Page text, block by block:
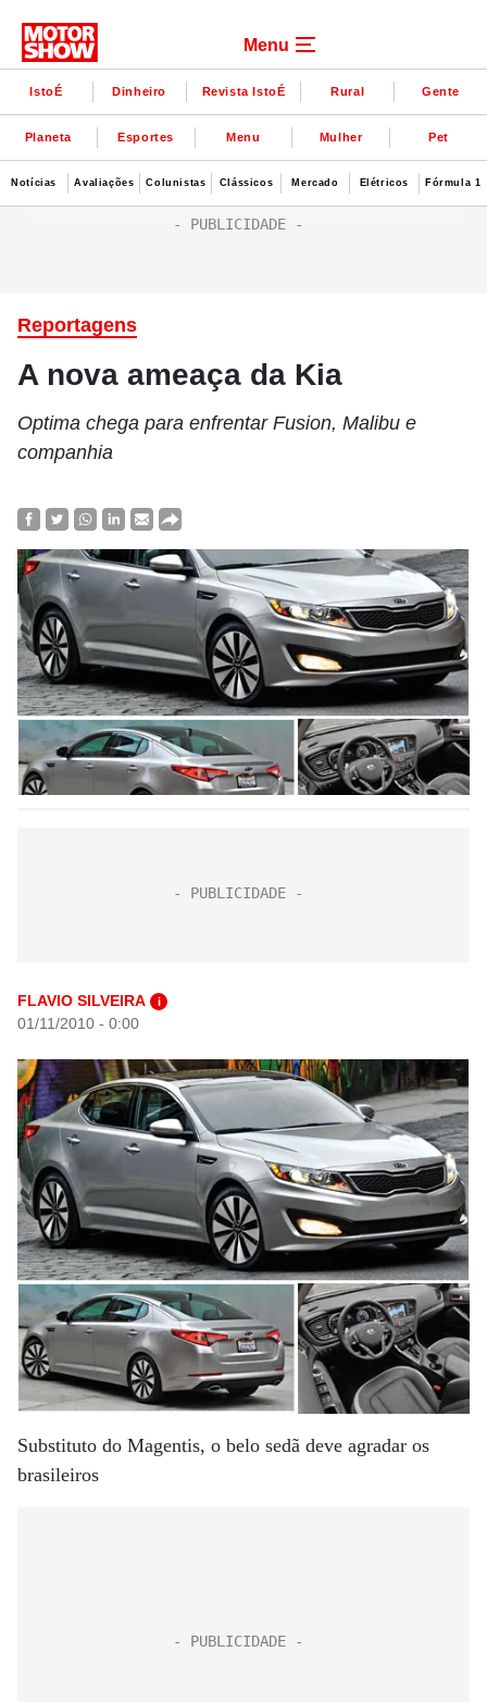
Menu
IstoÉ Dinheiro Revista IstoÉ Rural Gente
Planeta Esportes Menu Mulher Pet
Notícias Avaliações Colunistas Clássicos Mercado Elétricos Fórmula 1
Reportagens
A nova ameaça da Kia
Optima chega para enfrentar Fusion, Malibu e
companhia
FLAVIO SILVEIRA i
01/11/2010 - 0:00
Substituto do Magentis, o belo sedã deve agradar os
brasileiros